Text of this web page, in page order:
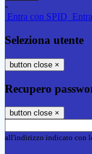
-
Entra con SPID
Seleziona utente
button close ×
Recupero
button close ×
all'indirizzo indicato con